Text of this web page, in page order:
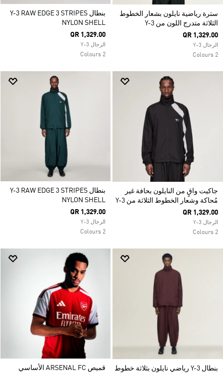
سترة رياضية نايلون بشعار الخطوط
الثلاثة متدرج اللون من Y-3
QR 1,329.00
الرجال Y-3
2 Colours
بنطال Y-3 RAW EDGE 3 STRIPES
NYLON SHELL
QR 1,329.00
الرجال Y-3
2 Colours
جاكيت واقٍ من النايلون بحافة غير
مُحاكة وشعار الخطوط الثلاثة من Y-3
QR 1,329.00
الرجال Y-3
2 Colours
بنطال Y-3 RAW EDGE 3 STRIPES
NYLON SHELL
QR 1,329.00
الرجال Y-3
2 Colours
بنطال Y-3 رياضي نايلون بثلاثة خطوط قميص ARSENAL FC الأساسي